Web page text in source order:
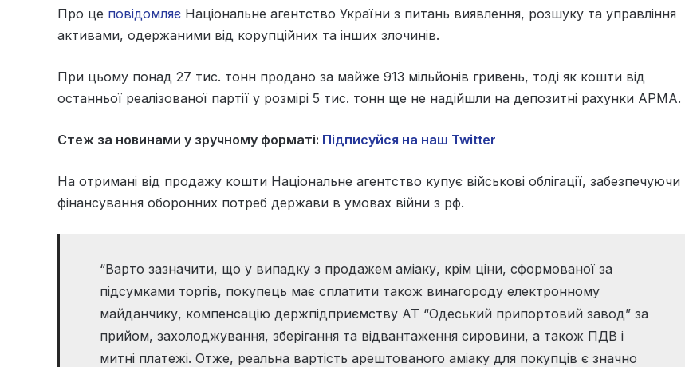
Про це повідомляє Національне агентство України з питань виявлення, розшуку та управління
активами, одержаними від корупційних та інших злочинів.
При цьому понад 27 тис. тонн продано за майже 913 мільйонів гривень, тоді як кошти від
останньої реалізованої партії у розмірі 5 тис. тонн ще не надійшли на депозитні рахунки АРМА.
Стеж за новинами у зручному форматі: Підписуйся на наш Twitter
На отримані від продажу кошти Національне агентство купує військові облігації, забезпечуючи
фінансування оборонних потреб держави в умовах війни з рф.
“Варто зазначити, що у випадку з продажем аміаку, крім ціни, сформованої за
підсумками торгів, покупець має сплатити також винагороду електронному
майданчику, компенсацію держпідприємству АТ “Одеський припортовий завод” за
прийом, захолоджування, зберігання та відвантаження сировини, а також ПДВ і
митні платежі. Отже, реальна вартість арештованого аміаку для покупців є значно